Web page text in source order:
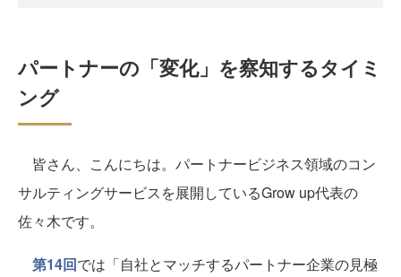
パートナーの「変化」を察知するタイミ
ング
皆さん、こんにちは。パートナービジネス領域のコン
サルティングサービスを展開しているGrow up代表の
佐々木です。
第14回では「自社とマッチするパートナー企業の見極